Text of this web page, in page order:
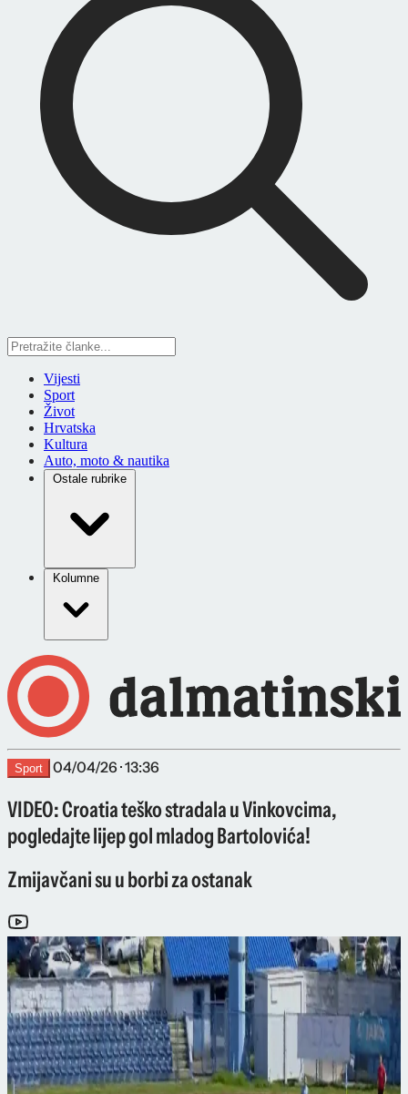
Vijesti
Sport
Život
Hrvatska
Kultura
Auto, moto & nautika
Ostale rubrike
Kolumne
Sport 04/04/26 · 13:36
VIDEO: Croatia teško stradala u Vinkovcima,
pogledajte lijep gol mladog Bartolovića!
Zmijavčani su u borbi za ostanak